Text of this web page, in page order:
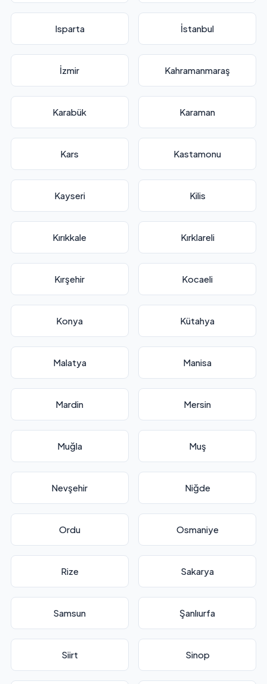
Isparta İstanbul
İzmir Kahramanmaraş
Karabük Karaman
Kars Kastamonu
Kayseri Kilis
Kırıkkale Kırklareli
Kırşehir Kocaeli
Konya Kütahya
Malatya Manisa
Mardin Mersin
Muğla Muş
Nevşehir Niğde
Ordu Osmaniye
Rize Sakarya
Samsun Şanlıurfa
Siirt Sinop